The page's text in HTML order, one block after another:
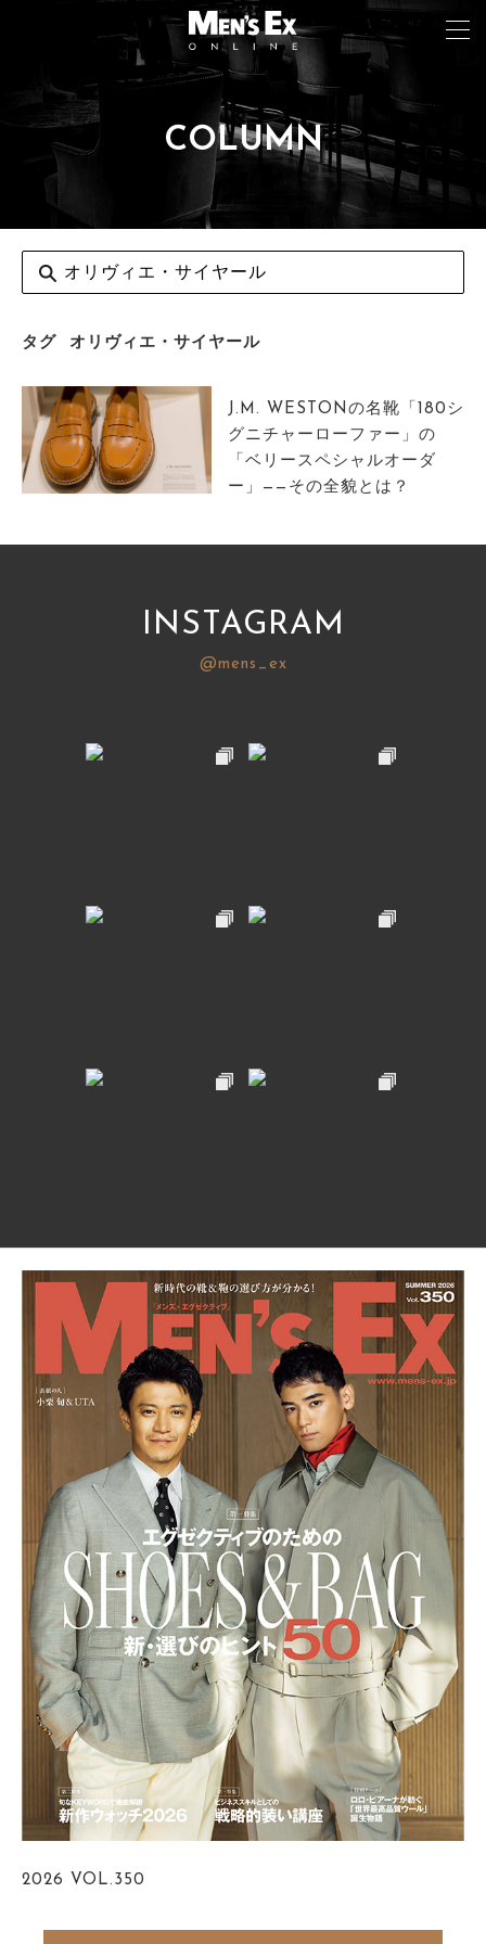
COLUMN
タグ オリヴィエ・サイヤール
J.M. WESTONの名靴「180シ
グニチャーローファー」の
「ベリースペシャルオーダ
ー」——その全貌とは？
INSTAGRAM
@mens_ex
2026 VOL.350
TOP
FASHION
CAR&BIKE
LIFESTYLE
COLUMN
MAGAZINE
ABOUT SITE
サイトマップ